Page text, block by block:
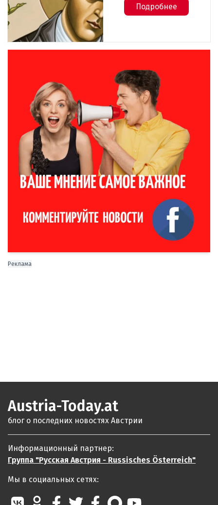
Подробнее
Реклама
Austria-Today.at
блог о последних новостях Австрии
Информационный партнер:
Группа "Русская Австрия - Russisches Österreich"
Мы в социальных сетях: